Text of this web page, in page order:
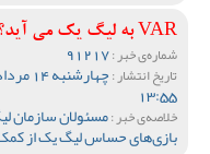
VAR به لیگ یک می آید؟!
شماره‌ی خبر :
تاریخ انتشار :
13:55
خلاصه‌ی خبر :مسئولان سازمان
بازی‌های حساس لیگ یک از کمک